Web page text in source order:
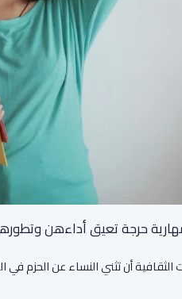
حرجة تعيق أداءهن
الثقافية أن تثني النساء عن الحزم